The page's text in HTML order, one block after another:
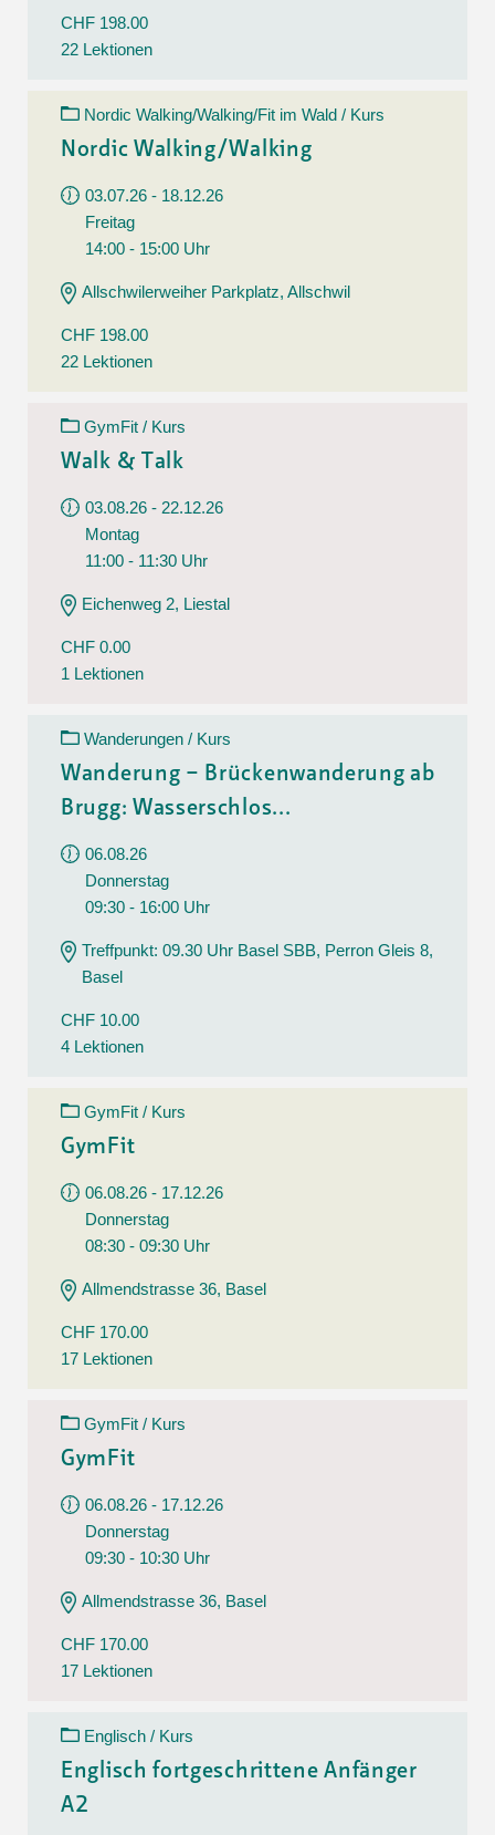
CHF 198.00
22 Lektionen
Nordic Walking/Walking/Fit im Wald / Kurs
Nordic Walking/Walking
03.07.26 - 18.12.26
Freitag
14:00 - 15:00 Uhr
Allschwilerweiher Parkplatz, Allschwil
CHF 198.00
22 Lektionen
GymFit / Kurs
Walk & Talk
03.08.26 - 22.12.26
Montag
11:00 - 11:30 Uhr
Eichenweg 2, Liestal
CHF 0.00
1 Lektionen
Wanderungen / Kurs
Wanderung – Brückenwanderung ab
Brugg: Wasserschlos...
06.08.26
Donnerstag
09:30 - 16:00 Uhr
Treffpunkt: 09.30 Uhr Basel SBB, Perron Gleis 8,
Basel
CHF 10.00
4 Lektionen
GymFit / Kurs
GymFit
06.08.26 - 17.12.26
Donnerstag
08:30 - 09:30 Uhr
Allmendstrasse 36, Basel
CHF 170.00
17 Lektionen
GymFit / Kurs
GymFit
06.08.26 - 17.12.26
Donnerstag
09:30 - 10:30 Uhr
Allmendstrasse 36, Basel
CHF 170.00
17 Lektionen
Englisch / Kurs
Englisch fortgeschrittene Anfänger
A2